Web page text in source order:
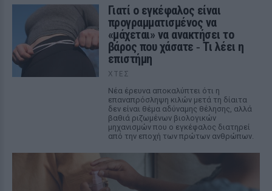
Γιατί ο εγκέφαλος είναι
προγραμματισμένος να
«μάχεται» να ανακτήσει το
βάρος που χάσατε ‑ Τι λέει η
επιστήμη
ΧΤΕΣ
Νέα έρευνα αποκαλύπτει ότι η
επαναπρόσληψη κιλών μετά τη δίαιτα
δεν είναι θέμα αδύναμης θέλησης, αλλά
βαθιά ριζωμένων βιολογικών
μηχανισμών που ο εγκέφαλος διατηρεί
από την εποχή των πρώτων ανθρώπων.